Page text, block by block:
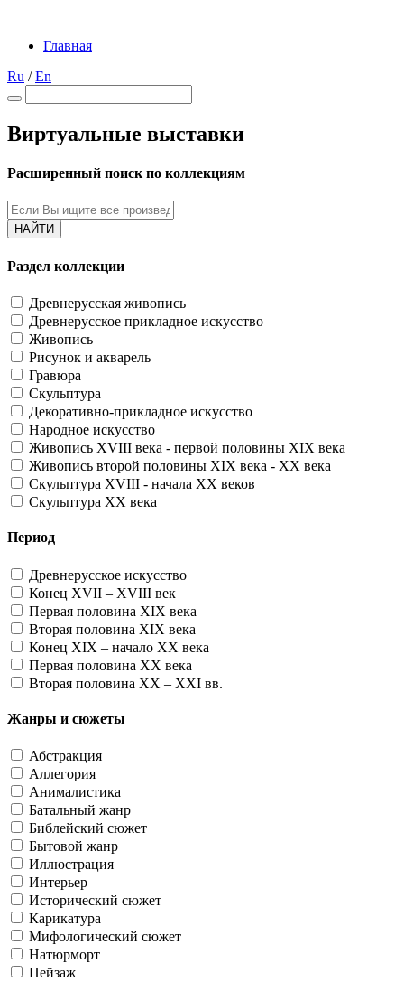
Главная
Ru /En
Виртуальные выставки
Расширенный поиск по коллекциям
НАЙТИ
Раздел коллекции
Древнерусская живопись
Древнерусское прикладное искусство
Живопись
Рисунок и акварель
Гравюра
Скульптура
Декоративно-прикладное искусство
Народное искусство
Живопись XVIII века - первой половины XIX века
Живопись второй половины XIX века - XX века
Скульптура XVIII - начала XX веков
Скульптура XX века
Период
Древнерусское искусство
Конец XVII – XVIII век
Первая половина XIX века
Вторая половина XIX века
Конец XIX – начало XX века
Первая половина XX века
Вторая половина XX – XXI вв.
Жанры и сюжеты
Абстракция
Аллегория
Анималистика
Батальный жанр
Библейский сюжет
Бытовой жанр
Иллюстрация
Интерьер
Исторический сюжет
Карикатура
Мифологический сюжет
Натюрморт
Пейзаж